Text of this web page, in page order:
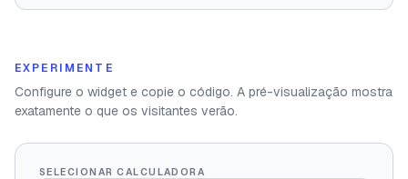
EXPERIMENTE
Configure o widget e copie o código. A pré-visualização mostra
exatamente o que os visitantes verão.
SELECIONAR CALCULADORA